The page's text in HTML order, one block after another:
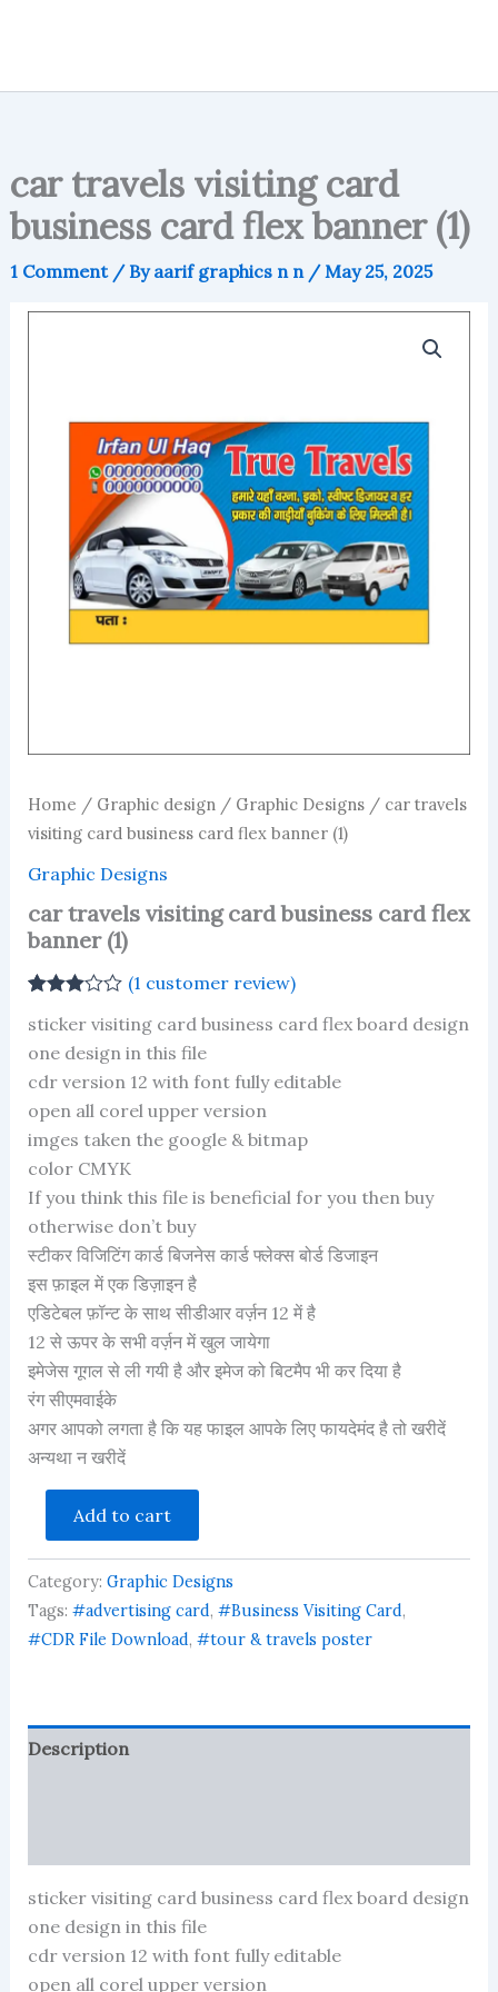
car travels visiting card
business card flex banner (1)
1 Comment / Byaarif graphics n n / May 25, 2025
Home / Graphic design/ Graphic Designs/ car travels
visiting card business card flex banner (1)
Graphic Designs
car travels visiting card business card flex
banner (1)
3.00
out of 5
based
on
rating
(1 customer review)
sticker visiting card business card flex board design
one design in this file
cdr version 12 with font fully editable
open all corel upper version
imges taken the google & bitmap
color CMYK
If you think this file is beneficial for you then buy
otherwise don’t buy
स्टीकर विजिटिंग कार्ड बिजनेस कार्ड फ्लेक्स बोर्ड डिजाइन
इस फ़ाइल में एक डिज़ाइन है
एडिटेबल फ़ॉन्ट के साथ सीडीआर वर्ज़न 12 में है
12 से ऊपर के सभी वर्ज़न में खुल जायेगा
इमेजेस गूगल से ली गयी है और इमेज को बिटमैप भी कर दिया है
रंग सीएमवाईके
अगर आपको लगता है कि यह फाइल आपके लिए फायदेमंद है तो खरीदें
अन्यथा न खरीदें
travels
visiting
card
business
card
flex
Add to cart
Category: Graphic Designs
Tags: #advertising card, #Business Visiting Card,
#CDR File Download, #tour & travels poster
Description
sticker visiting card business card flex board design
one design in this file
cdr version 12 with font fully editable
open all corel upper version